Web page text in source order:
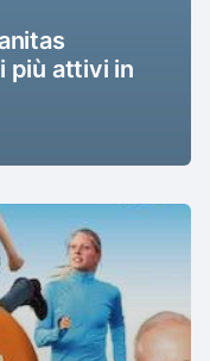
più attivi in